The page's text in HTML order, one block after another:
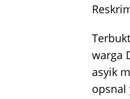
warga
asyik
opsnal